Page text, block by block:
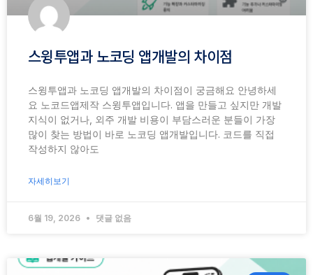
스윙투앱과 노코딩 앱개발의 차이점
스윙투앱과 노코딩 앱개발의 차이점이 궁금해요 안녕하세
요 노코드앱제작 스윙투앱입니다. 앱을 만들고 싶지만 개발
지식이 없거나, 외주 개발 비용이 부담스러운 분들이 가장
많이 찾는 방법이 바로 노코딩 앱개발입니다. 코드를 직접
작성하지 않아도
자세히보기
6월 19, 2026 댓글 없음